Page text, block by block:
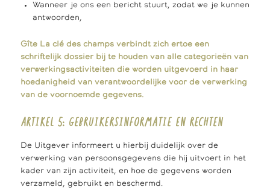
Wanneer je ons een bericht stuurt, zodat we je kunnen
antwoorden,
Gîte La clé des champs verbindt zich ertoe een
schriftelijk dossier bij te houden van alle categorieën van
verwerkingsactiviteiten die worden uitgevoerd in haar
hoedanigheid van verantwoordelijke voor de verwerking
van de voornoemde gegevens.
ARTIKEL 5: GEBRUIKERSINFORMATIE EN RECHTEN
De Uitgever informeert u hierbij duidelijk over de
verwerking van persoonsgegevens die hij uitvoert in het
kader van zijn activiteit, en hoe de gegevens worden
verzameld, gebruikt en beschermd.